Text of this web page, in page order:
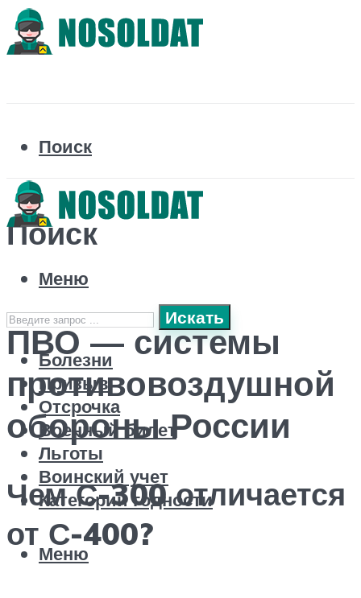
Поиск
Поиск
Искать
Болезни
Призыв
Отсрочка
Военный билет
Льготы
Воинский учет
Категории годности
Меню
Меню
ПВО — системы
противовоздушной
обороны России
Чем С-300 отличается
от С-400?